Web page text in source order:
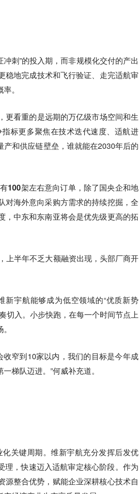
刺”的投入期，而非规模化交付的产出
稳地完成技术和飞行验证、走完适航审
。
更看重的是远期的万亿级市场空间和生
标更多聚焦在技术迭代速度、适航进
和供应链壁垒，谁就能在2030年后的
100架左右意向订单，除了国央企和地
对海外意向采购方需求的持续挖掘，全
，中东和东南亚将会是优先级更高的拓
上半年不乏大额融资出现，头部厂商开
宇航能够成为低空领域的“优质新势
入。小步快跑，在每一个时间节点上
窄到10家以内，我们的目标是今年成
梯队迈进。”何威补充道。
关键周期。维新宇航充分发挥后发优
，快速迈入适航审定核心阶段。作为
整合优势，赋能企业深耕核心技术自